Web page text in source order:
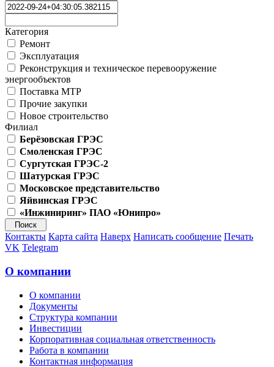
Категория
Ремонт
Эксплуатация
Реконструкция и техническое перевооружение
энергообъектов
Поставка МТР
Прочие закупки
Новое строительство
Филиал
Берёзовская ГРЭС
Смоленская ГРЭС
Сургутская ГРЭС-2
Шатурская ГРЭС
Московское представительство
Яйвинская ГРЭС
«Инжиниринг» ПАО «Юнипро»
Контакты Карта сайта Наверх Написать сообщение Печать
VK Telegram
О компании
О компании
Документы
Структура компании
Инвестиции
Корпоративная социальная ответственность
Работа в компании
Контактная информация